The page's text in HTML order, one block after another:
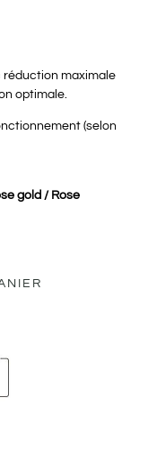
réduction maximale
optimale.
(selon
gold / Rose